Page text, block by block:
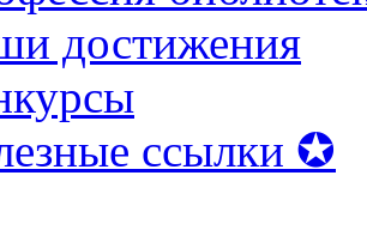
достижения
ссылки ✪